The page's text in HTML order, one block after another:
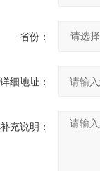
省份：
详细地址：
补充说明：